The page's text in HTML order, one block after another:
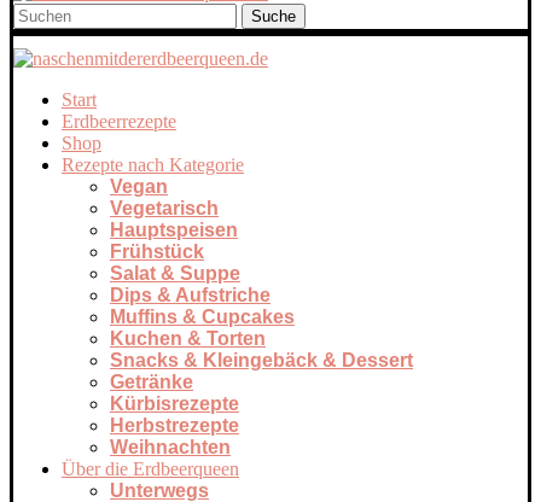
Suche
Start
Erdbeerrezepte
Shop
Rezepte nach Kategorie
Vegan
Vegetarisch
Hauptspeisen
Frühstück
Salat & Suppe
Dips & Aufstriche
Muffins & Cupcakes
Kuchen & Torten
Snacks & Kleingebäck & Dessert
Getränke
Kürbisrezepte
Herbstrezepte
Weihnachten
Über die Erdbeerqueen
Unterwegs